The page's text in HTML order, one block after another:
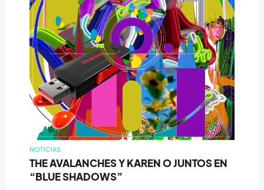
NOTICIAS
THE AVALANCHES Y KAREN O JUNTOS EN
“BLUE SHADOWS”